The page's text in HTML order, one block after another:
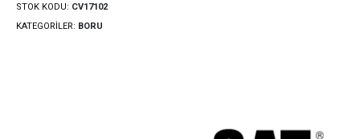
STOK KODU: CV17102
KATEGORILER: BORU